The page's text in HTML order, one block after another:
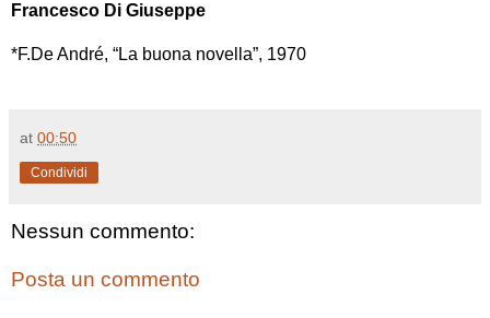
Francesco Di Giuseppe
*F.De André, “La buona novella”, 1970
at 00:50
Condividi
Nessun commento:
Posta un commento